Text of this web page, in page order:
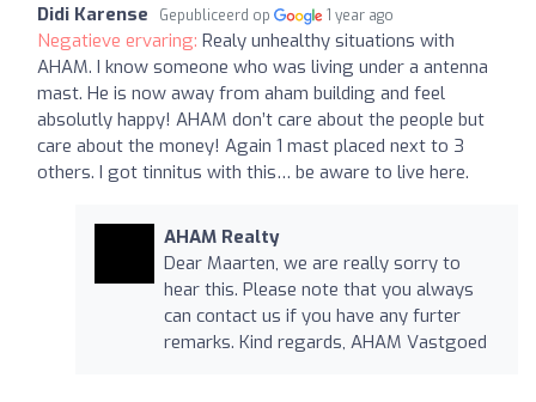
Didi Karense Gepubliceerd op 1 year ago
Negatieve ervaring: Realy unhealthy situations with
AHAM. I know someone who was living under a antenna
mast. He is now away from aham building and feel
absolutly happy! AHAM don’t care about the people but
care about the money! Again 1 mast placed next to 3
others. I got tinnitus with this… be aware to live here.
AHAM Realty
Dear Maarten, we are really sorry to
hear this. Please note that you always
can contact us if you have any furter
remarks. Kind regards, AHAM Vastgoed